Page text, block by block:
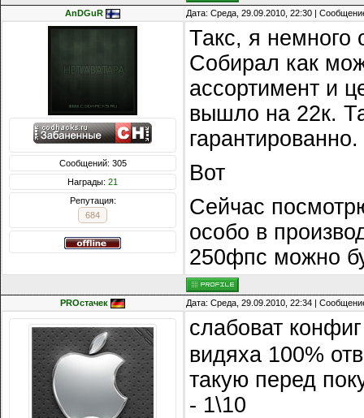
AnDGuR Дата: Среда, 29.09.2010, 22:30 |
Сообщений: 305
Награды: 21
Репутация:
684
Такс, я немного
Собирал как
ассортимент и
вышло на 22к.
гарантированно.
Вот
Сейчас
особо в
250фпс можно
PROстачек Дата: Среда, 29.09.2010, 22:34 |
слабоват
видяха 100%
такую перед
- 1\10